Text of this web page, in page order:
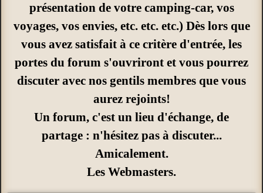
présentation de votre camping-car, vos
voyages, vos envies, etc. etc. etc.) Dès lors que
vous avez satisfait à ce critère d'entrée, les
portes du forum s'ouvriront et vous pourrez
discuter avec nos gentils membres que vous
aurez rejoints!
Un forum, c'est un lieu d'échange, de
partage : n'hésitez pas à discuter...
Amicalement.
Les Webmasters.